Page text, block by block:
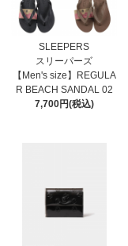
SLEEPERS
スリーパーズ
【Men's size】REGULA
R BEACH SANDAL 02
7,700円(税込)